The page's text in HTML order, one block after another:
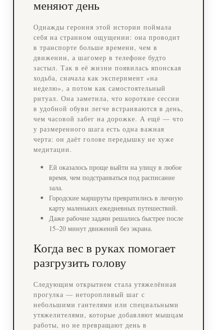
меняют день
Однажды героиня этой истории поймала
себя на странном ощущении: она проводит
в транспорте больше времени, чем в
движении, а шагомер в телефоне будто
застыл. Так в её жизни появилась японская
ходьба, сначала как эксперимент «на
неделю», а потом как самостоятельный
ритуал. Она заметила, что короткие сессии
в удобной обуви легче встраиваются в день,
чем часовой забег на дорожке. А ещё — что
у размеренного шага есть одна важная
черта: он даёт голове передышку не хуже
медитации.
Ей оказалось проще выйти на улицу в любое
время, чем подстраиваться под расписание
зала.
Городские маршруты превратились в личную
карту маленьких ежедневных путешествий.
Даже рабочие задачи решались быстрее после
15–20 минут движений без экрана.
Когда вес в руках помогает
разгрузить голову
Следующим открытием стала утяжелённая
прогулка — неторопливый шаг с
небольшими гантелями или специальными
утяжелителями, которые добавляют мышцам
работы, но не превращают день в